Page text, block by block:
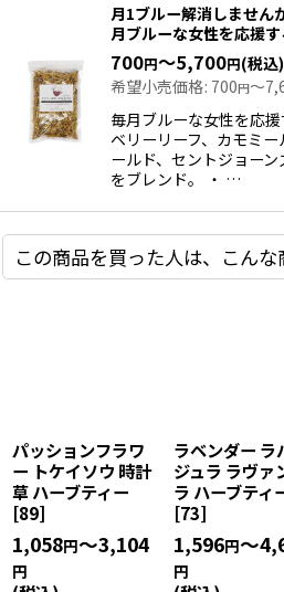
月1ブルー解消しません
月ブルーな女性を応援
700円～5,700円(税込)
希望小売価格: 700円～
毎月ブルーな女性を応
ベリーリーフ、カモミ
ールド、セントジョー
をブレンド。 ・ …
この商品を買った人は、こん
パッションフラワ
ー トケイソウ 時計
草 ハーブティー
[89]
1,058円～3,104
円
ラベンダー ラ
ジュラ ラヴァ
ラ ハーブティ
[73]
1,596円～
円